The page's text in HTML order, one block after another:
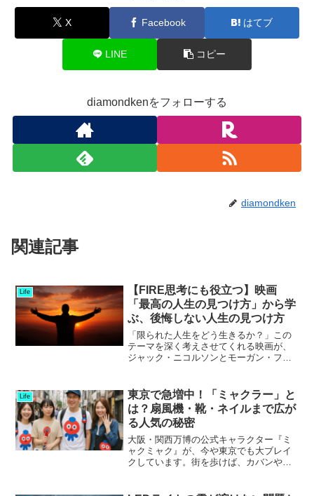
X Facebook はてブ
LINE コピー
diamondkenをフォローする
diamondken
関連記事
Life
【FIRE思考にも役立つ】映画
「最高の人生の見つけ方」から学
ぶ、後悔しない人生の見つけ方
「限られた人生をどう生きるか？」この
テーマを深く考えさせてくれる映画が、
ジャック・ニコルソンとモーガン・フリ
作は、単なる感動映画ではなく、
FIRE（...
Life
東京で急増中！「ミャクラー」と
は？扇風機・靴・ネイルまで広が
る人気の秘密
大阪・関西万博の公式キャラクター『ミ
ャクミャク』が、今や東京でも大ブレイ
クしています。街を歩けば、カバンや